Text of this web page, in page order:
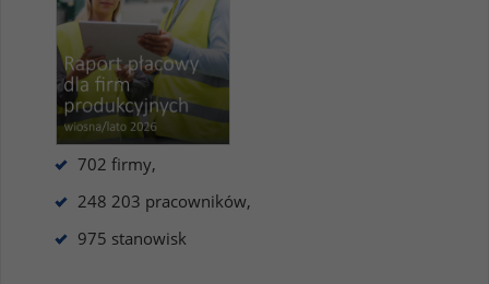
702 firmy,
248 203 pracowników,
975 stanowisk